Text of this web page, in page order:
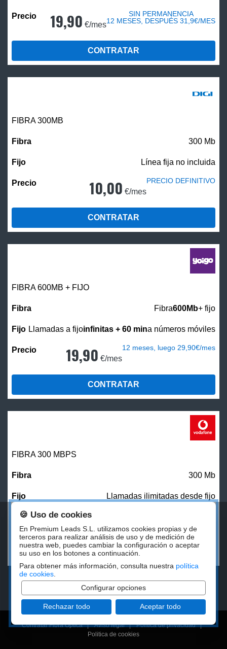
19,90 €/mes
SIN PERMANENCIA
12 MESES, DESPUÉS 31,9€/MES
CONTRATAR
FIBRA 300MB
300 Mb
Línea fija no incluida
10,00 €/mes
PRECIO DEFINITIVO
CONTRATAR
FIBRA 600MB + FIJO
Fibra600Mb+ fijo
Llamadas a fijoinfinitas + 60 mina números móviles
19,90 €/mes
12 meses, luego 29,90€/mes
CONTRATAR
FIBRA 300 MBPS
300 Mb
Llamadas ilimitadas desde fijo
27,00 €/mes
CONTRATAR
Contratar Fibra Óptica| Aviso legal| Politica de privacidad|
Politica de cookies
🍪 Uso de cookies
En Premium Leads S.L. utilizamos cookies propias y de
terceros para realizar análisis de uso y de medición de
nuestra web, puedes cambiar la configuración o aceptar
su uso en los botones a continuación.
Para obtener más información, consulta nuestra política
de cookies
Configurar opciones
Rechazar todo Aceptar todo